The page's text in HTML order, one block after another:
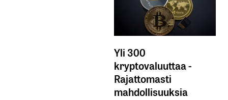
Yli 300
kryptovaluuttaa -
Rajattomasti
mahdollisuuksia